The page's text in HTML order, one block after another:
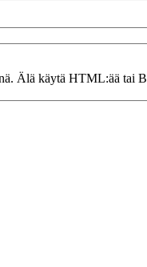
Älä käytä HTML:ää tai